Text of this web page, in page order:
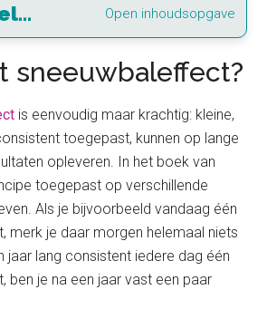
Open inhoudsopgave
sneeuwbaleffect?
is eenvoudig maar krachtig: kleine,
toegepast, kunnen op lange
opleveren. In het boek van
toegepast op verschillende
Als je bijvoorbeeld vandaag één
merk je daar morgen helemaal niets
jaar lang consistent iedere dag één
ben je na een jaar vast een paar